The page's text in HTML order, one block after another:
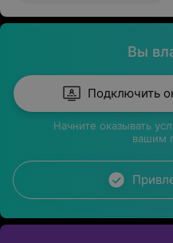
Вы
Подключить
Начните оказывать
вашим